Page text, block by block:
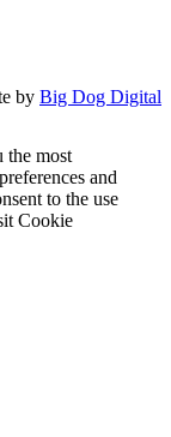
by Big Dog Digital
the most
and
to the use
Cookie